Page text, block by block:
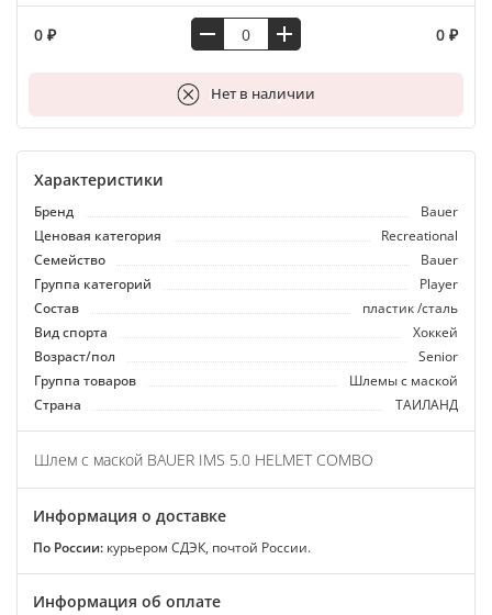
0 ₽ 0 ₽
Нет в наличии
В корзину
Характеристики
Бренд
Bauer
Ценовая категория
Recreational
Семейство
Bauer
Группа категорий
Player
Состав
пластик /сталь
Вид спорта
Хоккей
Возраст/пол
Senior
Группа товаров
Шлемы с маской
Страна
ТАИЛАНД
Шлем с маской BAUER IMS 5.0 HELMET COMBO
Информация о доставке
По России: курьером СДЭК, почтой России.
Информация об оплате